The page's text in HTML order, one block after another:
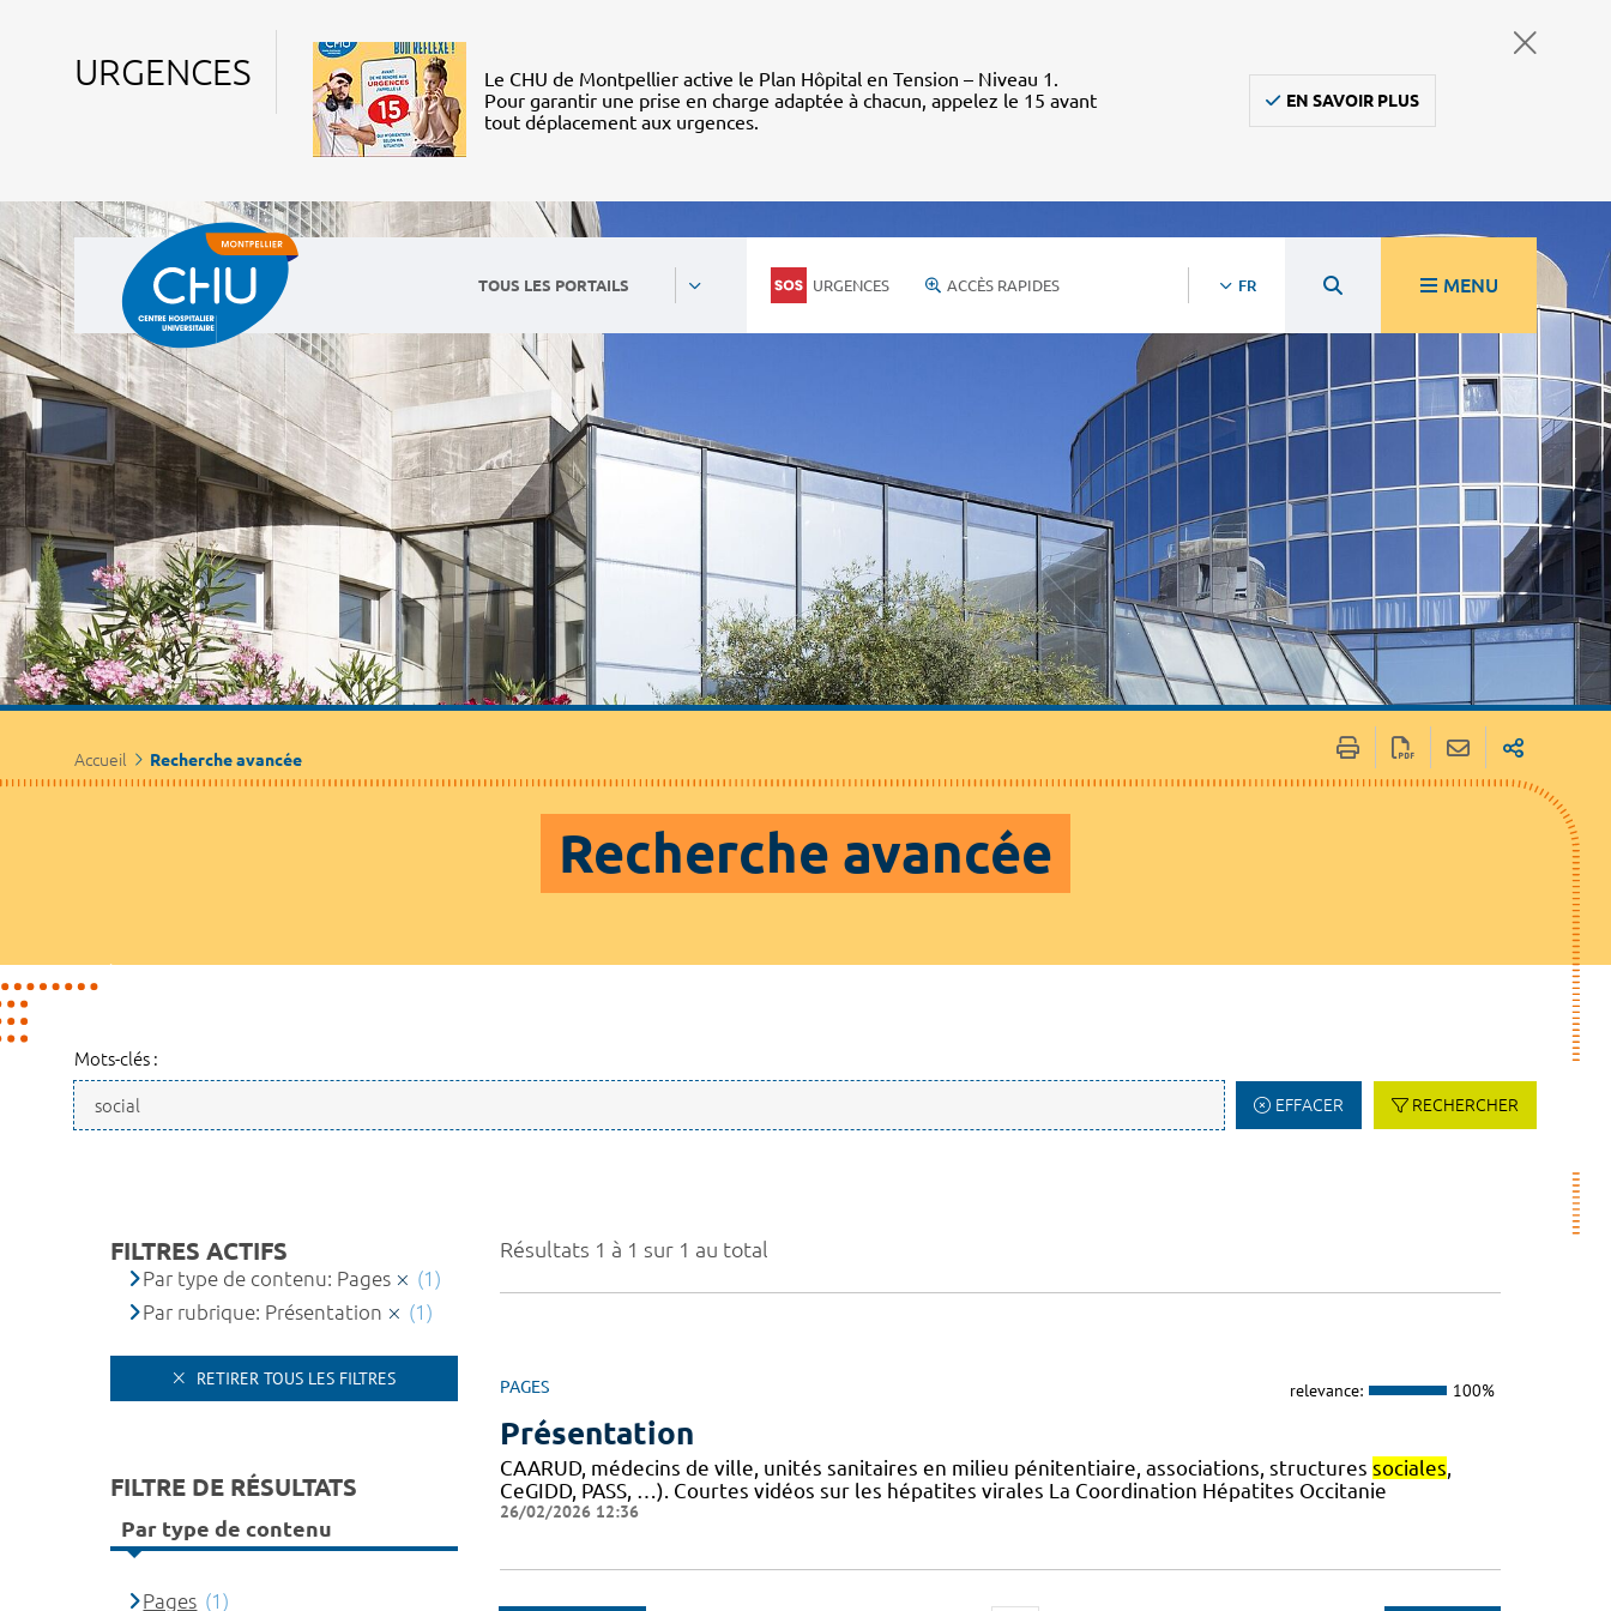
URGENCES
Le CHU de Montpellier active le Plan Hôpital en Tension – Niveau 1.
Pour garantir une prise en charge adaptée à chacun, appelez le 15 avant
tout déplacement aux urgences.
EN SAVOIR PLUS
TOUS LES PORTAILS URGENCES ACCÈS RAPIDES FR MENU
Accueil Recherche avancée
Recherche avancée
Mots-clés :
EFFACER RECHERCHER
Résultats 1 à 1 sur 1 au total
PAGES relevance: 100%
Présentation
CAARUD, médecins de ville, unités sanitaires en milieu pénitentiaire, associations, structures sociales,
CeGIDD, PASS, …). Courtes vidéos sur les hépatites virales La Coordination Hépatites Occitanie
26/02/2026 12:36
FILTRES ACTIFS
Par type de contenu: Pages
(1)
Par rubrique: Présentation
(1)
RETIRER TOUS LES FILTRES
FILTRE DE RÉSULTATS
Par type de contenu
Pages (1)